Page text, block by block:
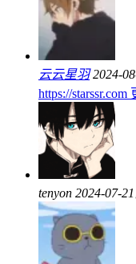
云云星羽 2024-
https://
tenyon 2024-07-